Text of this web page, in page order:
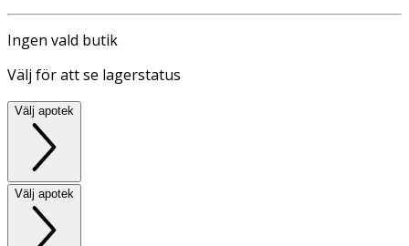
Ingen vald butik
Välj för att se lagerstatus
Välj apotek
Välj apotek